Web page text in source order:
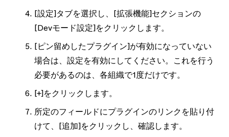
[設定]タブを選択し、 [拡張機能]セクションの
[Devモード設定]をクリックします。
[ピン留めしたプラグイン]が有効になっていない
場合は、設定を有効にしてください。これを行う
必要があるのは、各組織で1度だけです。
[+]をクリックします。
所定のフィールドにプラグインのリンクを貼り付
けて、 [追加]をクリックし、確認します。